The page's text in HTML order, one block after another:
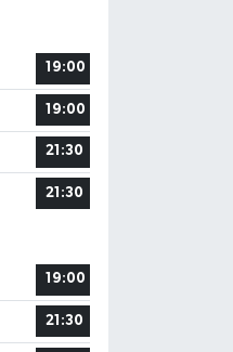
19:00
19:00
21:30
21:30
19:00
21:30